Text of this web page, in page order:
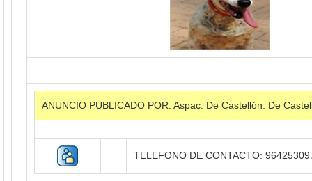
ANUNCIO PUBLICADO POR: Aspac. De Castellón. De
TELEFONO DE CONTACTO: